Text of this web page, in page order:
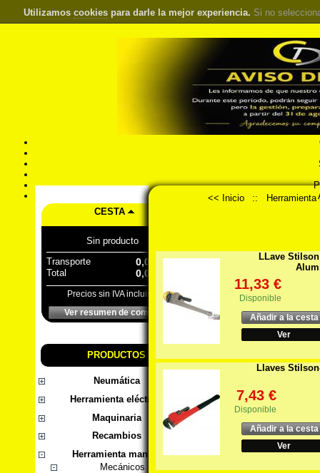
Utilizamos cookies para darle la mejor experiencia. Si no
CESTA
Sin producto
Transporte
0,00 €
Total 0,00 €
Precios sin IVA incluido
Ver resumen de compra
PRODUCTOS
Neumática
Herramienta eléctrica
Maquinaria
Recambios
Herramienta manual
Mecánicos
<< Inicio :: Herramienta
LLave
11,33 €
Disponible
Añadir a la cesta
Ver
Llaves
7,43 €
Disponible
Añadir a la cesta
Ver